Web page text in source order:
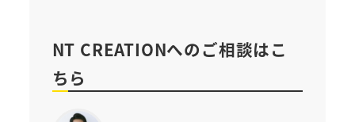
NT CREATIONへのご相談はこ
ちら